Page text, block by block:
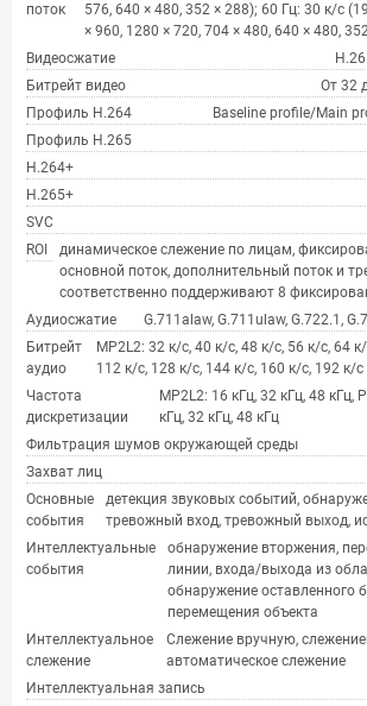
поток
576, 640 × 480, 352 × 288); 60 Гц: 30 к/с
× 960, 1280 × 720, 704 × 480, 640 × 480,
Видеосжатие
Битрейт видео
От 32
Профиль H.264
Baseline profile/Main
Профиль H.265
H.264+
H.265+
SVC
ROI
динамическое слежение по лицам,
основной поток, дополнительный поток и
соответственно поддерживают 8
Аудиосжатие
G.711alaw, G.711ulaw, G.722.1,
Битрейт
аудио
MP2L2: 32 к/с, 40 к/с, 48 к/с, 56 к/с, 64
112 к/с, 128 к/с, 144 к/с, 160 к/с, 192 к/с
Частота
дискретизации
MP2L2: 16 кГц, 32 кГц, 48 кГц,
кГц, 32 кГц, 48 кГц
Фильтрация шумов окружающей среды
Захват лиц
Основные
события
детекция звуковых событий,
тревожный вход, тревожный выход,
Интеллектуальные
события
обнаружение вторжения,
линии, входа/выхода из
обнаружение оставленного
перемещения объекта
Интеллектуальное
слежение
Слежение вручную,
автоматическое слежение
Интеллектуальная запись